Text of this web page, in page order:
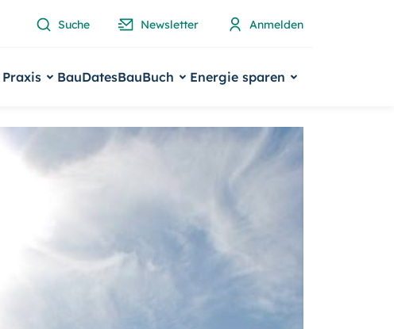
Suche Newsletter Anmelden
Praxis BauDatesBauBuch Energie sparen